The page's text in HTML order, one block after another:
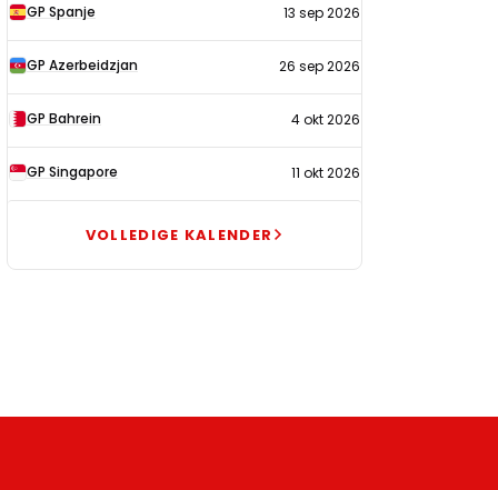
GP Spanje 13 sep 2026
GP Azerbeidzjan 26 sep 2026
GP Bahrein 4 okt 2026
GP Singapore 11 okt 2026
VOLLEDIGE KALENDER